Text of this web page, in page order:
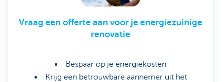
Vraag een offerte aan voor je energiezuinige
renovatie
Bespaar op je energiekosten
Krijg een betrouwbare aannemer uit het